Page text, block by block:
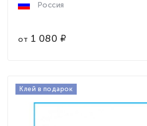
Россия
от 1 080
Клей в подарок